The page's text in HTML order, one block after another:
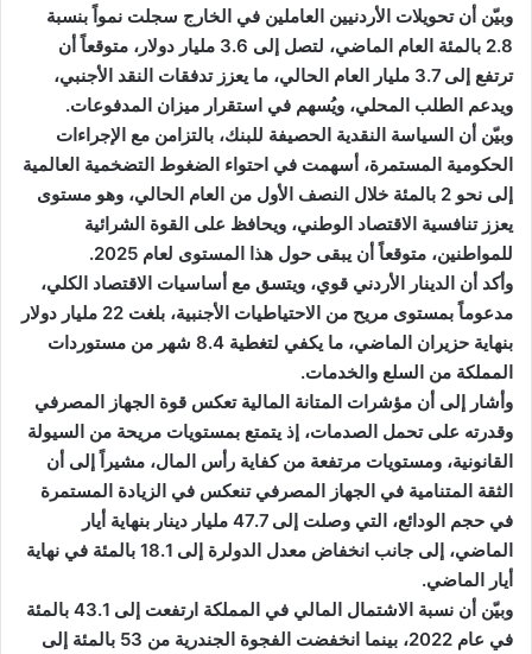
وبيّن أن تحويلات الأردنيين العاملين في الخارج سجلت نمواً بنسبة
2.8 بالمئة العام الماضي، لتصل إلى 3.6 مليار دولار، متوقعاً أن
ترتفع إلى 3.7 مليار العام الحالي، ما يعزز تدفقات النقد الأجنبي،
ويدعم الطلب المحلي، ويُسهم في استقرار ميزان المدفوعات.
وبيّن أن السياسة النقدية الحصيفة للبنك، بالتزامن مع الإجراءات
الحكومية المستمرة، أسهمت في احتواء الضغوط التضخمية العالمية
إلى نحو 2 بالمئة خلال النصف الأول من العام الحالي، وهو مستوى
يعزز تنافسية الاقتصاد الوطني، ويحافظ على القوة الشرائية
للمواطنين، متوقعاً أن يبقى حول هذا المستوى لعام 2025.
وأكد أن الدينار الأردني قوي، ويتسق مع أساسيات الاقتصاد الكلي،
مدعوماً بمستوى مريح من الاحتياطيات الأجنبية، بلغت 22 مليار دولار
بنهاية حزيران الماضي، ما يكفي لتغطية 8.4 شهر من مستوردات
المملكة من السلع والخدمات.
وأشار إلى أن مؤشرات المتانة المالية تعكس قوة الجهاز المصرفي
وقدرته على تحمل الصدمات، إذ يتمتع بمستويات مريحة من السيولة
القانونية، ومستويات مرتفعة من كفاية رأس المال، مشيراً إلى أن
الثقة المتنامية في الجهاز المصرفي تنعكس في الزيادة المستمرة
في حجم الودائع، التي وصلت إلى 47.7 مليار دينار بنهاية أيار
الماضي، إلى جانب انخفاض معدل الدولرة إلى 18.1 بالمئة في نهاية
أيار الماضي.
وبيّن أن نسبة الاشتمال المالي في المملكة ارتفعت إلى 43.1 بالمئة
في عام 2022، بينما انخفضت الفجوة الجندرية من 53 بالمئة إلى